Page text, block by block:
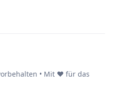
• Mit ❤️ für das